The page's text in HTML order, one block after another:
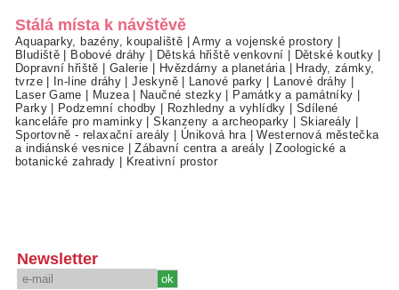
Stálá místa k návštěvě
Aquaparky, bazény, koupaliště |Army a vojenské prostory
Bludiště
Bobové dráhy Dětská hřiště venkovní Dětské koutky
Dopravní hřiště
Galerie Hvězdárny a planetária|
Hrady, zámky,
tvrze| In-line dráhy |Jeskyně| Lanové parky Lanové dráhy
Laser Game
Muzea| Naučné stezky Památky a památníky
Parky| Podzemní chodby Rozhledny a vyhlídky
Sdílené
kanceláře pro maminky |Skanzeny a archeoparky Skiareály
Sportovně - relaxační areály
Úniková hra|Westernová městečka
a indiánské vesnice |Zábavní centra a areály |Zoologické a
botanické zahrady
Kreativní prostor
Newsletter